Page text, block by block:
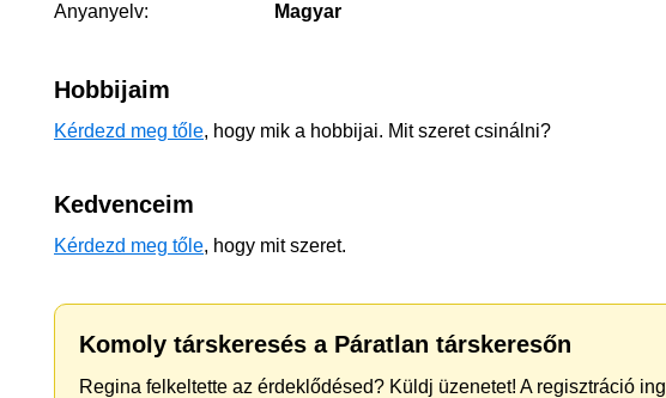
Anyanyelv: Magyar
Hobbijaim
Kérdezd meg tőle, hogy mik a hobbijai. Mit szeret csinálni?
Kedvenceim
Kérdezd meg tőle, hogy mit szeret.
Komoly társkeresés a Páratlan társkeresőn
Regina felkeltette az érdeklődésed? Küldj üzenetet! A regisztráció